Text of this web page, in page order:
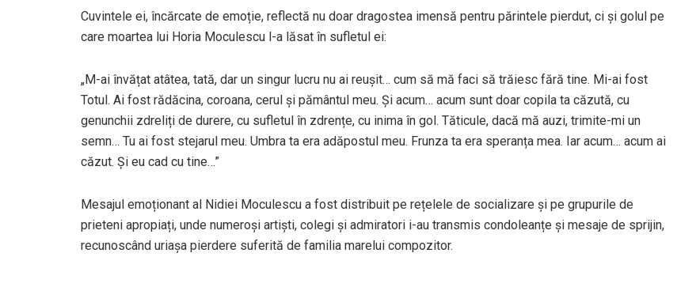
Cuvintele ei, încărcate de emoție, reflectă nu doar dragostea imensă pentru părintele pierdut, ci și golul pe
care moartea lui Horia Moculescu l-a lăsat în sufletul ei:
„M-ai învățat atâtea, tată, dar un singur lucru nu ai reușit… cum să mă faci să trăiesc fără tine. Mi-ai fost
Totul. Ai fost rădăcina, coroana, cerul și pământul meu. Și acum… acum sunt doar copila ta căzută, cu
genunchii zdreliți de durere, cu sufletul în zdrențe, cu inima în gol. Tăticule, dacă mă auzi, trimite-mi un
semn… Tu ai fost stejarul meu. Umbra ta era adăpostul meu. Frunza ta era speranța mea. Iar acum… acum ai
căzut. Și eu cad cu tine…”
Mesajul emoționant al Nidiei Moculescu a fost distribuit pe rețelele de socializare și pe grupurile de
prieteni apropiați, unde numeroși artiști, colegi și admiratori i-au transmis condoleanțe și mesaje de sprijin,
recunoscând uriașa pierdere suferită de familia marelui compozitor.